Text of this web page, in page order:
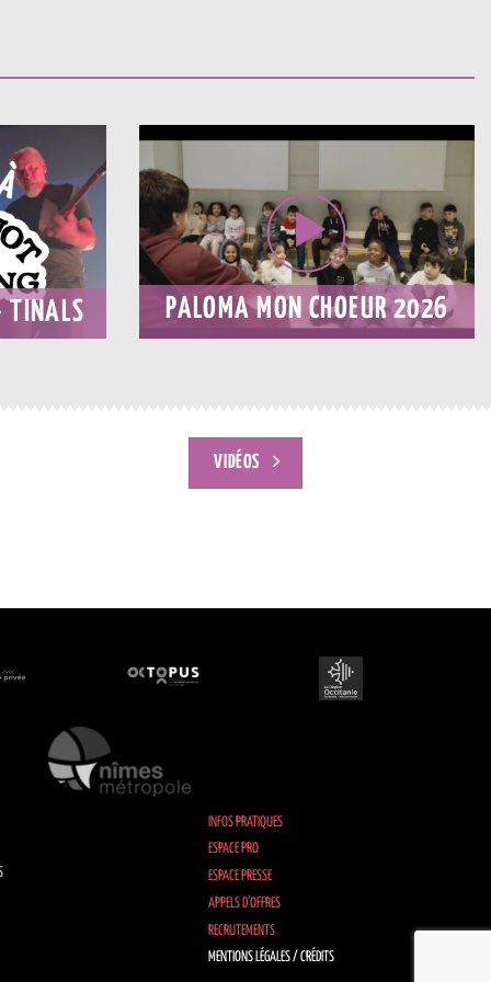
TINALS PALOMA MON CHOEUR 2026
VIDÉOS
INFOS PRATIQUES
ESPACE PRO
ESPACE PRESSE
APPELS D’OFFRES
RECRUTEMENTS
MENTIONS LÉGALES / CRÉDITS